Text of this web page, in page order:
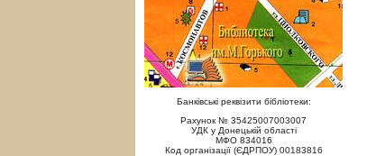
Банківські реквізити бібліотеки:
Рахунок № 35425007003007
УДК у Донецькій області
МФО 834016
Код організації (ЄДРПОУ) 00183816